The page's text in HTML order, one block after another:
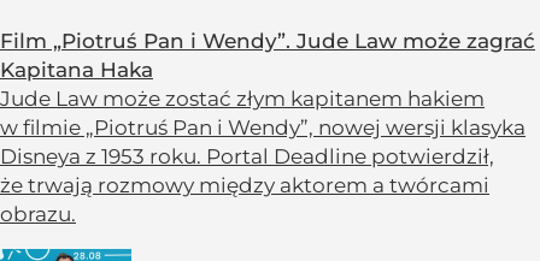
Film „Piotruś Pan i Wendy”. Jude Law może zagrać
Kapitana Haka
Jude Law może zostać złym kapitanem hakiem
w filmie „Piotruś Pan i Wendy”, nowej wersji klasyka
Disneya z 1953 roku. Portal Deadline potwierdził,
że trwają rozmowy między aktorem a twórcami
obrazu.